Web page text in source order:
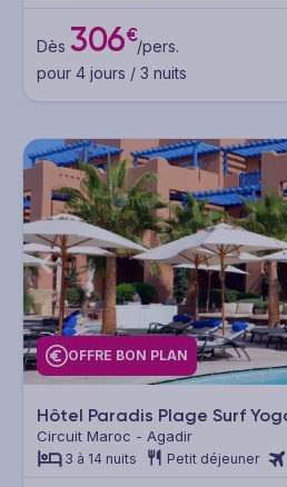
Dès 306€/pers.
pour 4 jours / 3 nuits
OFFRE BON PLAN
Hôtel Paradis Plage Surf
Circuit Maroc - Agadir
3 à 14 nuits Petit déjeuner